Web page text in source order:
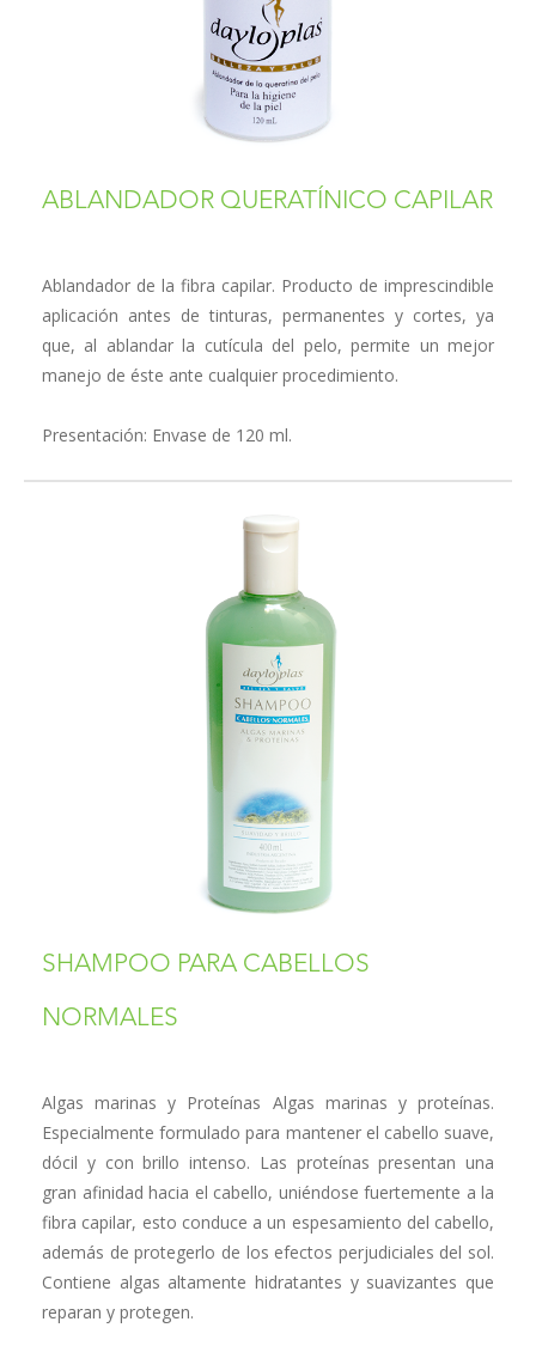
ABLANDADOR QUERATÍNICO CAPILAR
Ablandador de la fibra capilar. Producto de imprescindible
aplicación an­tes de tinturas, permanentes y cortes, ya
que, al ablandar la cutícula del pelo, permite un mejor
manejo de éste ante cualquier procedimiento.
Presentación: Envase de 120 ml.
SHAMPOO PARA CABELLOS
NORMALES
Algas marinas y Proteínas Algas marinas y proteínas.
Especialmente formulado para mantener el cabello suave,
dócil y con brillo intenso. Las proteínas presentan una
gran afinidad hacia el cabello, uniéndose fuertemente a la
fibra capilar, esto conduce a un espesamiento del cabello,
además de protegerlo de los efectos perjudiciales del sol.
Contiene algas altamente hidratantes y suavizantes que
reparan y protegen.